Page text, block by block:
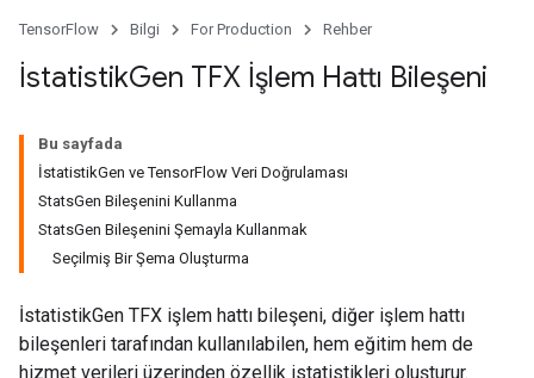
TensorFlow Bilgi For Production Rehber
İstatistikGen TFX İşlem Hattı Bileşeni
Bu sayfada
İstatistikGen ve TensorFlow Veri Doğrulaması
StatsGen Bileşenini Kullanma
StatsGen Bileşenini Şemayla Kullanmak
Seçilmiş Bir Şema Oluşturma
İstatistikGen TFX işlem hattı bileşeni, diğer işlem hattı
bileşenleri tarafından kullanılabilen, hem eğitim hem de
hizmet verileri üzerinden özellik istatistikleri oluşturur.